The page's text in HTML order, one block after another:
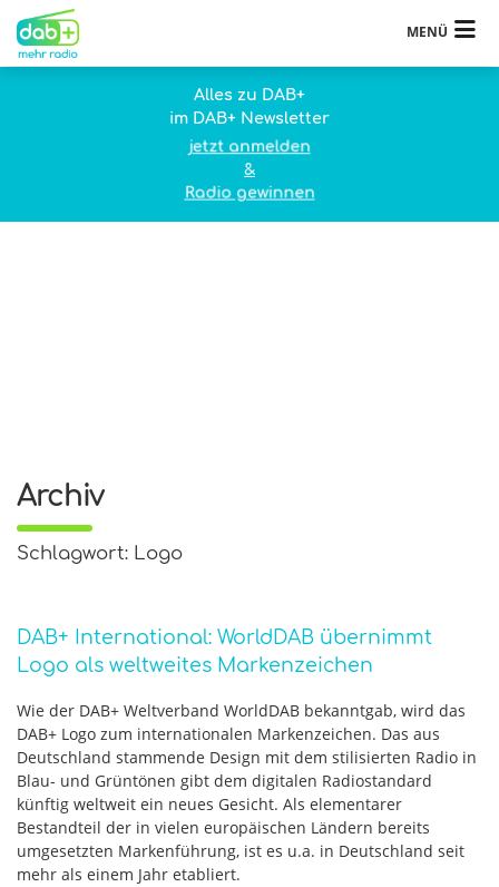
MENÜ
Alles zu DAB+
im DAB+ Newsletter
jetzt anmelden
&
Radio gewinnen
Archiv
Schlagwort: Logo
DAB+ International: WorldDAB übernimmt
Logo als weltweites Markenzeichen
Wie der DAB+ Weltverband WorldDAB bekanntgab, wird das
DAB+ Logo zum internationalen Markenzeichen. Das aus
Deutschland stammende Design mit dem stilisierten Radio in
Blau- und Grüntönen gibt dem digitalen Radiostandard
künftig weltweit ein neues Gesicht. Als elementarer
Bestandteil der in vielen europäischen Ländern bereits
umgesetzten Markenführung, ist es u.a. in Deutschland seit
mehr als einem Jahr etabliert.